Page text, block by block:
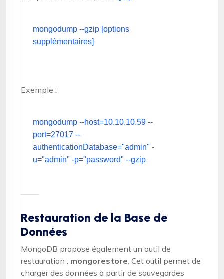
mongodump --gzip [options
supplémentaires]
Exemple :
mongodump --host=10.10.10.59 --
port=27017 --
authenticationDatabase="admin" -
u="admin" -p="password" --gzip
Restauration de la Base de
Données
MongoDB propose également un outil de
restauration : mongorestore . Cet outil permet de
charger des données à partir de sauvegardes